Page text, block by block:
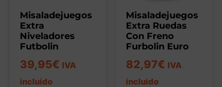
Misaladejuegos
Extra
Niveladores
Futbolin
39,95€ IVA
incluido
Misaladejuegos
Extra Ruedas
Con Freno
Furbolin Euro
82,97€ IVA
incluido